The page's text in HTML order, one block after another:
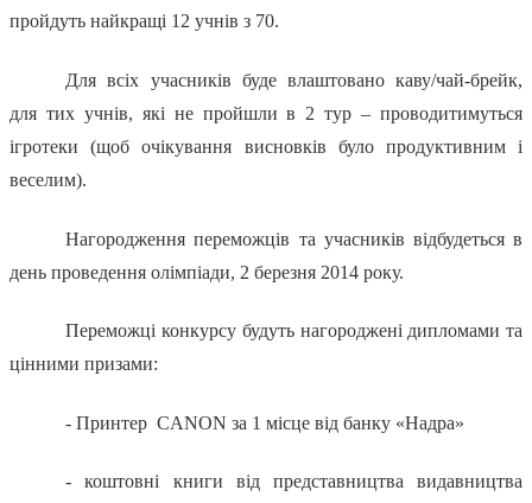
пройдуть найкращі 12 учнів з 70.
Для всіх учасників буде влаштовано каву/чай-брейк,
для тих учнів, які не пройшли в 2 тур – проводитимуться
ігротеки (щоб очікування висновків було продуктивним і
веселим).
Нагородження переможців та учасників відбудеться в
день проведення олімпіади, 2 березня 2014 року.
Переможці конкурсу будуть нагороджені дипломами та
цінними призами:
- Принтер CANON за 1 місце від банку «Надра»
- коштовні книги від представництва видавництва